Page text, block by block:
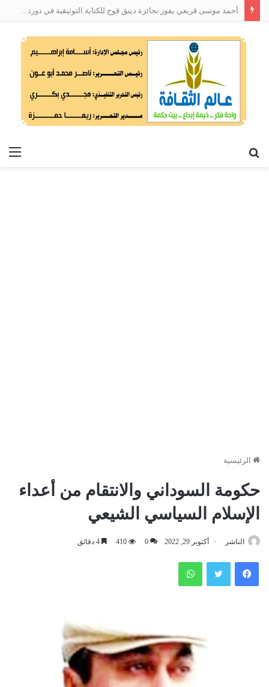
أحمد موسى قريعي يفوز بجائزة دينق قوج للكتابة التوثيقية في دورتها الأولى
الرئيسية
حكومة السوداني والانتقام من أعداء
الإسلام السياسي الشيعي
الناشر أكتوبر 29, 2022 0
410
فيسبوك تويتر واتساب